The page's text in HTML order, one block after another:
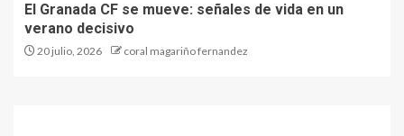
El Granada CF se mueve: señales de vida en un
verano decisivo
20 julio, 2026 coral magariño fernandez